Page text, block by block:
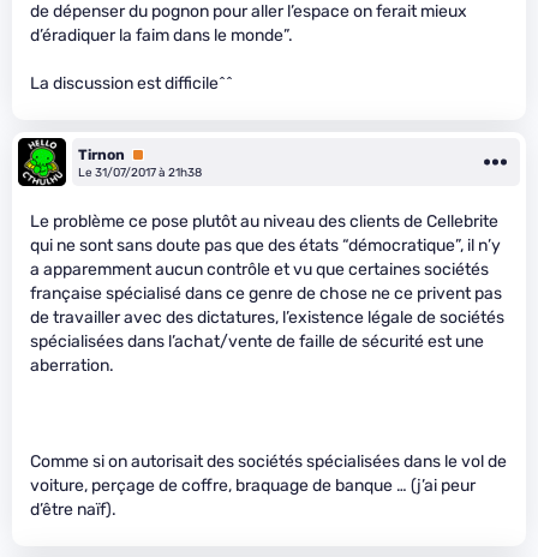
de dépenser du pognon pour aller l’espace on ferait mieux
d’éradiquer la faim dans le monde”.
La discussion est difficile^^
Tirnon
Premium
Le 31/07/2017 à 21h38
Le problème ce pose plutôt au niveau des clients de Cellebrite
qui ne sont sans doute pas que des états “démocratique”, il n’y
a apparemment aucun contrôle et vu que certaines sociétés
française spécialisé dans ce genre de chose ne ce privent pas
de travailler avec des dictatures, l’existence légale de sociétés
spécialisées dans l’achat/vente de faille de sécurité est une
aberration.
Comme si on autorisait des sociétés spécialisées dans le vol de
voiture, perçage de coffre, braquage de banque … (j’ai peur
d’être naïf).